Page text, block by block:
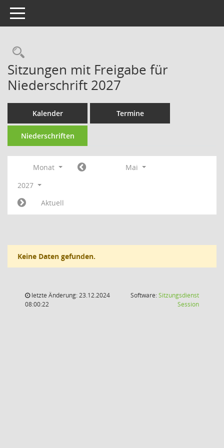
Toggle navigation
Sitzungen mit Freigabe für
Niederschrift 2027
Kalender Termine
Niederschriften
Monat
Mai
2027
Aktuell
Keine Daten gefunden.
letzte Änderung: 23.12.2024
08:00:22
Software:Sitzungsdienst
Session(Wird in